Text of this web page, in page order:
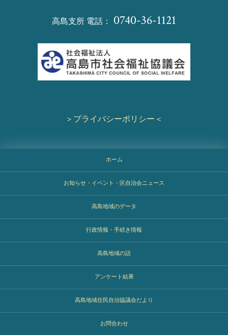
高島支所 電話： 0740-36-1121
＞プライバシーポリシー＜
ホーム
お知らせ・イベント・区自治会ニュース
高島地域のデータ
行政情報・手続き情報
高島地域の話
アンケート結果
高島地域住民自治協議会だより
お問合わせ